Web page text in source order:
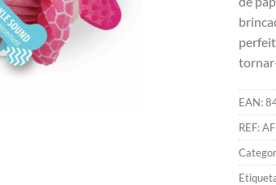
EAN:
REF: